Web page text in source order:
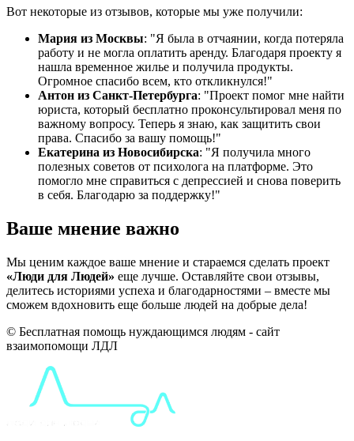
Вот некоторые из отзывов, которые мы уже получили:
Мария из Москвы: "Я была в отчаянии, когда потеряла
работу и не могла оплатить аренду. Благодаря проекту я
нашла временное жилье и получила продукты.
Огромное спасибо всем, кто откликнулся!"
Антон из Санкт-Петербурга: "Проект помог мне найти
юриста, который бесплатно проконсультировал меня по
важному вопросу. Теперь я знаю, как защитить свои
права. Спасибо за вашу помощь!"
Екатерина из Новосибирска: "Я получила много
полезных советов от психолога на платформе. Это
помогло мне справиться с депрессией и снова поверить
в себя. Благодарю за поддержку!"
Ваше мнение важно
Мы ценим каждое ваше мнение и стараемся сделать проект
«Люди для Людей» еще лучше. Оставляйте свои отзывы,
делитесь историями успеха и благодарностями – вместе мы
сможем вдохновить еще больше людей на добрые дела!
© Бесплатная помощь нуждающимся людям - сайт
взаимопомощи ЛДЛ